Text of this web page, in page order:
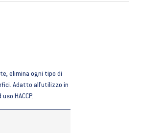
elimina ogni tipo di
Adatto all'utilizzo in
HACCP.